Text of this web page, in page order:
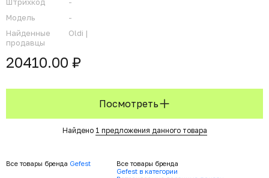
Модель
-
Найденные
продавцы
Oldi |
20410.00 ₽
Посмотреть
Найдено 1 предложения данного товара
Все товары бренда Gefest
Все товары бренда
Gefest в категории